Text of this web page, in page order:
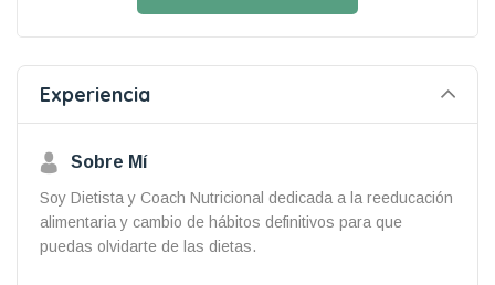
Experiencia
Sobre Mí
Soy Dietista y Coach Nutricional dedicada a la reeducación
alimentaria y cambio de hábitos definitivos para que
puedas olvidarte de las dietas.